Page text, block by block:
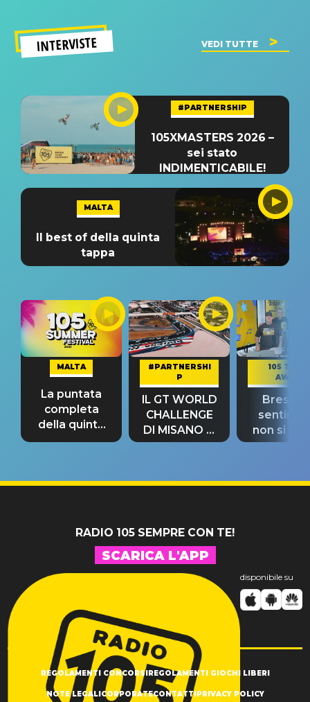
INTERVISTE VEDI TUTTE
#PARTNERSHIP
105XMASTERS 2026 –
sei stato
INDIMENTICABILE!
MALTA
Il best of della quinta
tappa
MALTA
La puntata
completa
della quinta
tappa
#PARTNERSHI
P
IL GT WORLD
CHALLENGE
DI MISANO si
riconferma
105 TAKE
AWAY
Bresh:
non si
fino alla
RADIO 105 SEMPRE CON TE!
SCARICA L'APP
disponibile su
REGOLAMENTI CONCORSI REGOLAMENTI GIOCHI LIBERI
NOTE LEGALI CORPORATECONTATTI PRIVACY POLICY